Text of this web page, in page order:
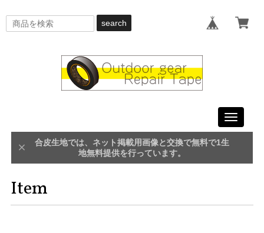
search
Toggle
合皮生地では、ネット掲載用画像と交換で無料で1生
地無料提供を行っています。
Item